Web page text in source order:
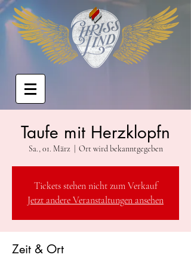
Taufe mit Herzklopfn
Sa., 01. März
  |
Ort wird bekanntgegeben
Tickets stehen nicht zum Verkauf
Jetzt andere Veranstaltungen ansehen
Zeit & Ort